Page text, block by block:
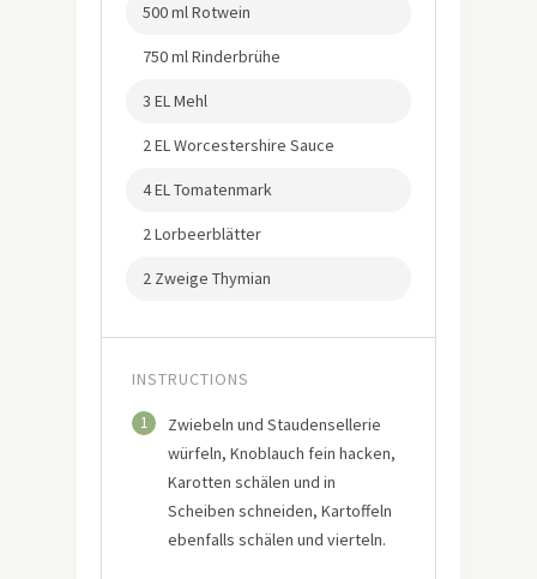
500 ml Rotwein
750 ml Rinderbrühe
3 EL Mehl
2 EL Worcestershire Sauce
4 EL Tomatenmark
2 Lorbeerblätter
2 Zweige Thymian
INSTRUCTIONS
1
Zwiebeln und Staudensellerie
würfeln, Knoblauch fein hacken,
Karotten schälen und in
Scheiben schneiden, Kartoffeln
ebenfalls schälen und vierteln.